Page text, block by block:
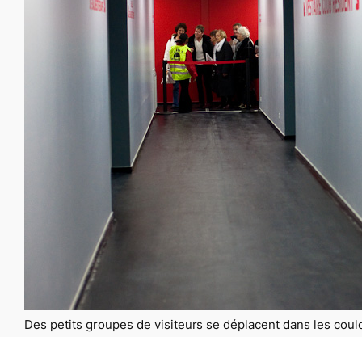
Des petits groupes de visiteurs se déplacent dans les